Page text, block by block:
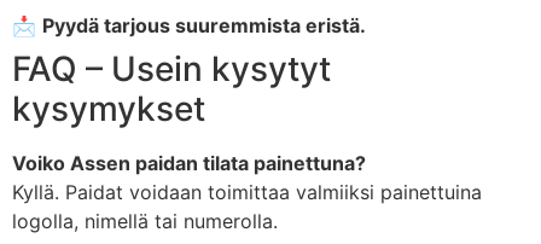
📩 Pyydä tarjous suuremmista eristä.
FAQ – Usein kysytyt
kysymykset
Voiko Assen paidan tilata painettuna?
Kyllä. Paidat voidaan toimittaa valmiiksi painettuina
logolla, nimellä tai numerolla.